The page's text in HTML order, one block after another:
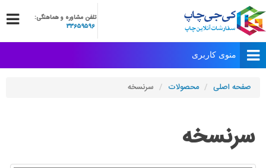
تلفن مشاوره و هماهنگی:
33659596
صفحه اصلی محصولات سرنسخه
سرنسخه